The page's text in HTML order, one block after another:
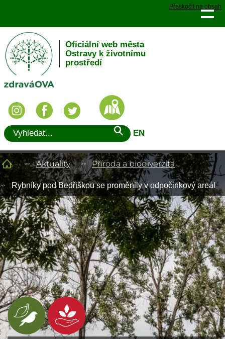
Přeskočit na obsah
Oficiální web města
Ostravy k životnímu
prostředí
EN
Aktuality Příroda a biodiverzita
Rybníky pod Bedřiškou se proměnily v odpočinkový areál